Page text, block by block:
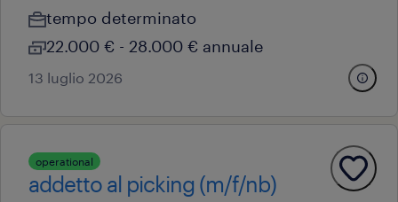
tempo determinato
22.000 € - 28.000 € annuale
13 luglio 2026
operational
addetto al picking (m/f/nb)